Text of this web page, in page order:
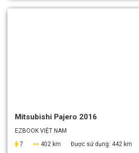
Mitsubishi Pajero 2016
EZBOOK VIỆT NAM
7
402 km Được sử dụng: 442 km